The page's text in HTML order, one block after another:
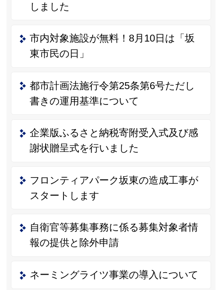
しました
市内対象施設が無料！8月10日は「坂
東市民の日」
都市計画法施行令第25条第6号ただし
書きの運用基準について
企業版ふるさと納税寄附受入式及び感
謝状贈呈式を行いました
フロンティアパーク坂東の造成工事が
スタートします
自衛官等募集事務に係る募集対象者情
報の提供と除外申請
ネーミングライツ事業の導入について